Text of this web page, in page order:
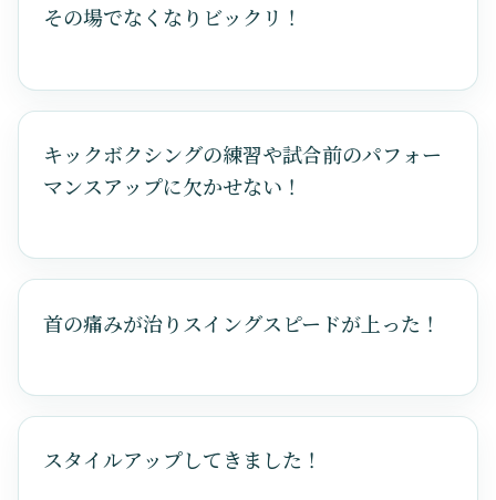
その場でなくなりビックリ！
キックボクシングの練習や試合前のパフォー
マンスアップに欠かせない！
首の痛みが治りスイングスピードが上った！
スタイルアップしてきました！